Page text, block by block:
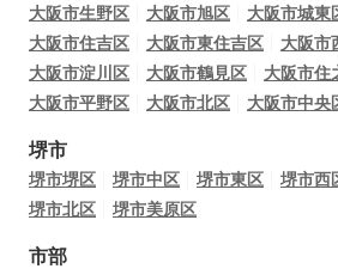
大阪市生野区
大阪市旭区 大阪市城東
大阪市住吉区
大阪市東住吉区
大阪市
大阪市淀川区
大阪市鶴見区
大阪市住
大阪市平野区
大阪市北区 大阪市中央
堺市
堺市堺区 堺市中区 堺市東区 堺市西
堺市北区
堺市美原区
市部